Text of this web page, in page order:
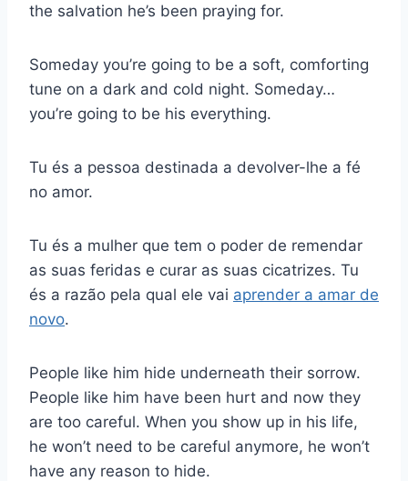
the salvation he’s been praying for.
Someday you’re going to be a soft, comforting
tune on a dark and cold night. Someday…
you’re going to be his everything.
Tu és a pessoa destinada a devolver-lhe a fé
no amor.
Tu és a mulher que tem o poder de remendar
as suas feridas e curar as suas cicatrizes. Tu
és a razão pela qual ele vai aprender a amar de
novo.
People like him hide underneath their sorrow.
People like him have been hurt and now they
are too careful. When you show up in his life,
he won’t need to be careful anymore, he won’t
have any reason to hide.